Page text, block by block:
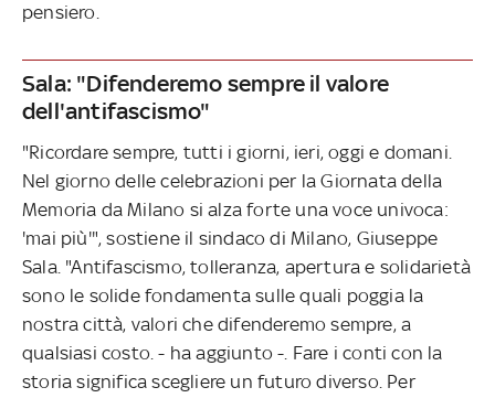
pensiero.
Sala: "Difenderemo sempre il valore
dell'antifascismo"
"Ricordare sempre, tutti i giorni, ieri, oggi e domani.
Nel giorno delle celebrazioni per la Giornata della
Memoria da Milano si alza forte una voce univoca:
'mai più'", sostiene il sindaco di Milano, Giuseppe
Sala. "Antifascismo, tolleranza, apertura e solidarietà
sono le solide fondamenta sulle quali poggia la
nostra città, valori che difenderemo sempre, a
qualsiasi costo. - ha aggiunto -. Fare i conti con la
storia significa scegliere un futuro diverso. Per